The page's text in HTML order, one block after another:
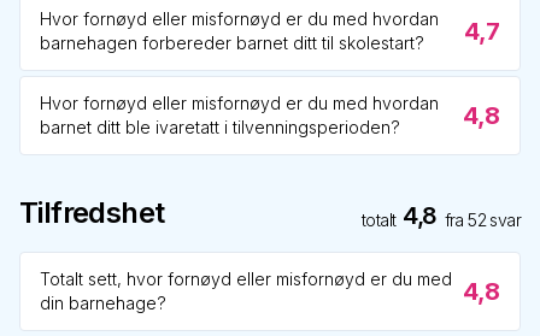
Hvor fornøyd eller misfornøyd er du med hvordan
barnehagen forbereder barnet ditt til skolestart?
4,7
Hvor fornøyd eller misfornøyd er du med hvordan
barnet ditt ble ivaretatt i tilvenningsperioden?
4,8
Tilfredshet totalt 4,8 fra52 svar
Totalt sett, hvor fornøyd eller misfornøyd er du med
din barnehage?
4,8